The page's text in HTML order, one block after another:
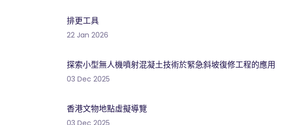
排更工具
22 Jan 2026
探索小型無人機噴射混凝土技術於緊急斜坡復修工程的應用
03 Dec 2025
香港文物地點虛擬導覽